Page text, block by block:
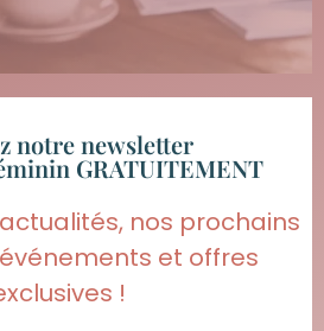
notre newsletter
GRATUITEMENT
nos prochains
et offres
!